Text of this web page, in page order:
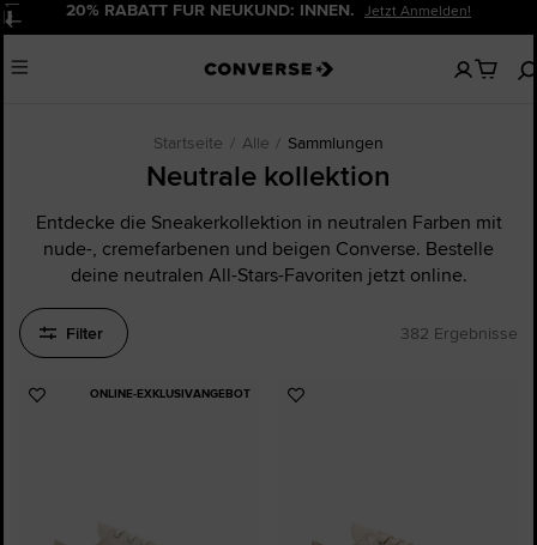
Pause 20% RABATT FÜR NEUKUND: INNEN. Jetzt Anmelden!
Menu
Keine
artikel
Startseite Alle Sammlungen
Neutrale kollektion
Entdecke die Sneakerkollektion in neutralen Farben mit
nude-, cremefarbenen und beigen Converse. Bestelle
deine neutralen All-Stars-Favoriten jetzt online.
Filter 382 Ergebnisse
ONLINE-EXKLUSIVANGEBOT
Zu
Zu